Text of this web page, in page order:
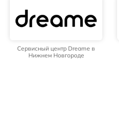
Сервисный центр Dreame в
Нижнем Новгороде